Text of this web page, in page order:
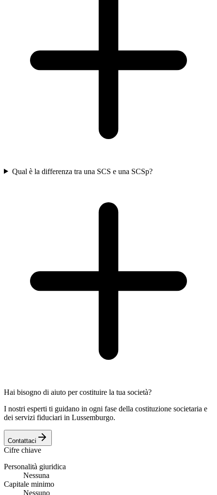
Qual è la differenza tra una SCS e una SCSp?
Hai bisogno di aiuto per costituire la tua società?
I nostri esperti ti guidano in ogni fase della costituzione societaria e
dei servizi fiduciari in Lussemburgo.
Contattaci
Cifre chiave
Personalità giuridica
Nessuna
Capitale minimo
Nessuno